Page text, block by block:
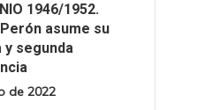
1946/1952.
asume su
y segunda
de 2022